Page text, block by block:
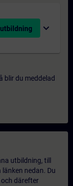
expand_more
blir du meddelad
utbildning, till
nedan. Du
därefter